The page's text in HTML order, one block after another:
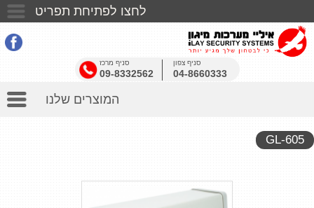
לחצו לפתיחת תפריט
אודותינו
סניף מרכז
09-8332562
סניף צפון
04-8660333
המוצרים שלנו
GL-605